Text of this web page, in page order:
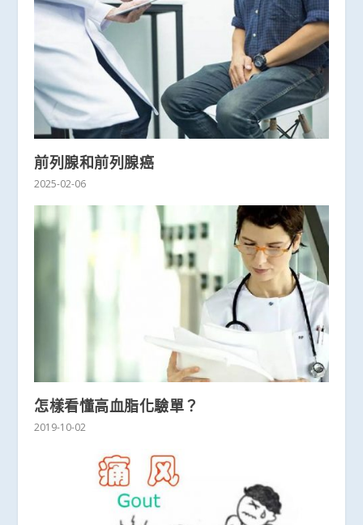
前列腺和前列腺癌
2025-02-06
怎樣看懂高血脂化驗單？
2019-10-02